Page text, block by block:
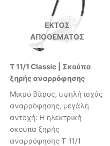
ΕΚΤΌΣ
ΑΠΟΘΈΜΑΤΟΣ
T 11/1 Classic | Σκούπα
ξηρής αναρρόφησης
Μικρό βάρος, υψηλή ισχύς
αναρρόφησης, μεγάλη
αντοχή: Η ηλεκτρική
σκούπα ξηρής
αναρρόφησης T 11/1